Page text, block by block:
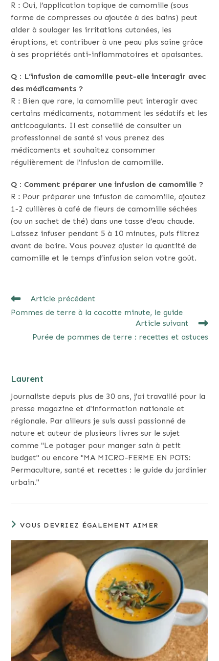
R : Oui, l’application topique de camomille (sous
forme de compresses ou ajoutée à des bains) peut
aider à soulager les irritations cutanées, les
éruptions, et contribuer à une peau plus saine grâce
à ses propriétés anti-inflammatoires et apaisantes.
Q : L’infusion de camomille peut-elle interagir avec
des médicaments ?
R : Bien que rare, la camomille peut interagir avec
certains médicaments, notamment les sédatifs et les
anticoagulants. Il est conseillé de consulter un
professionnel de santé si vous prenez des
médicaments et souhaitez consommer
régulièrement de l’infusion de camomille.
Q : Comment préparer une infusion de camomille ?
R : Pour préparer une infusion de camomille, ajoutez
1-2 cuillères à café de fleurs de camomille séchées
(ou un sachet de thé) dans une tasse d’eau chaude.
Laissez infuser pendant 5 à 10 minutes, puis filtrez
avant de boire. Vous pouvez ajuster la quantité de
camomille et le temps d’infusion selon votre goût.
READ
ARTICLES
Article précédent
Pommes de terre à la cocotte minute, le guide
Article suivant
Purée de pommes de terre : recettes et astuces
Laurent
Journaliste depuis plus de 30 ans, j'ai travaillé pour la
presse magazine et d'information nationale et
régionale. Par ailleurs je suis aussi passionné de
nature et auteur de plusieurs livres sur le sujet
comme "Le potager pour manger sain à petit
budget" ou encore "MA MICRO-FERME EN POTS:
Permaculture, santé et recettes : le guide du jardinier
urbain."
VOUS DEVRIEZ ÉGALEMENT AIMER